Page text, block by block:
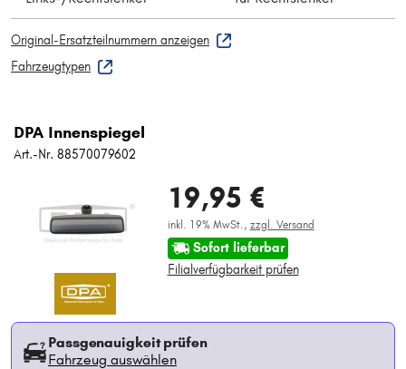
Original-Ersatzteilnummern anzeigen
Fahrzeugtypen
DPA Innenspiegel
Art.-Nr. 88570079602
19,95 €
inkl. 19% MwSt., zzgl. Versand
Sofort lieferbar
Filialverfügbarkeit prüfen
Passgenauigkeit prüfen
Fahrzeug auswählen